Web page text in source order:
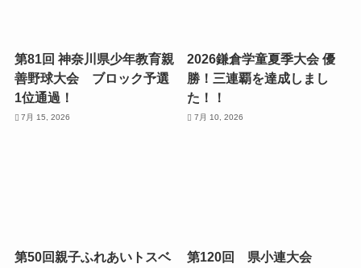
第81回 神奈川県少年教育親
善野球大会 ブロック予選
1位通過！
7月 15, 2026
2026鎌倉学童夏季大会 優
勝！三連覇を達成しまし
た！！
7月 10, 2026
第50回親子ふれあいトスベ 第120回 県小連大会